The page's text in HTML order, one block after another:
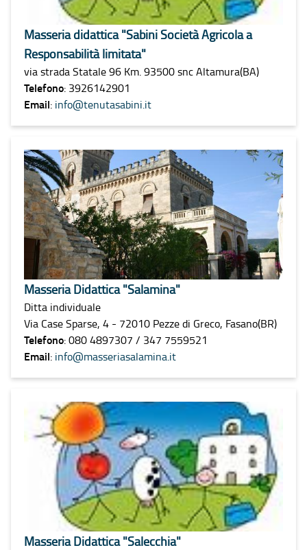
Masseria didattica "Sabini Società Agricola a
Responsabilità limitata"
via strada Statale 96 Km. 93500 snc Altamura(BA)
Telefono: 3926142901
Email: info@tenutasabini.it
Masseria Didattica "Salamina"
Ditta individuale
Via Case Sparse, 4 - 72010 Pezze di Greco, Fasano(BR)
Telefono: 080 4897307 / 347 7559521
Email: info@masseriasalamina.it
Masseria Didattica "Salecchia"